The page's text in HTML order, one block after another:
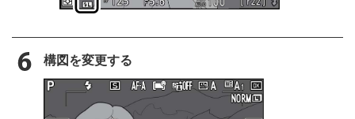
構図を変更する